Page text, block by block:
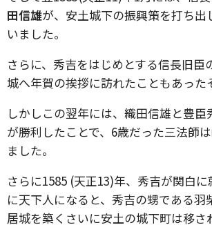
田信雄が、安土城下の振興策を打ち出
いました。
さらに、秀吉をはじめとする信長旧臣
城へ年賀の挨拶に訪れたこともあった
しかしこの翌年には、織田信雄と豊臣
が勝利したことで、6歳だった三法師
ました。
さらに1585 (天正13)年、秀吉が関白
に天下人になると、秀吉の甥である羽
居城を築くさいに安土の城下町は移さ